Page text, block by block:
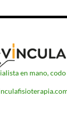
en mano,